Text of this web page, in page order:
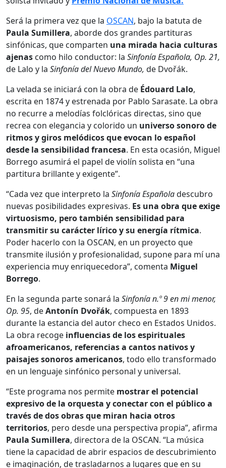
Será la primera vez que la OSCAN, bajo la batuta de
Paula Sumillera, aborde dos grandes partituras
sinfónicas, que comparten una mirada hacia culturas
ajenas como hilo conductor: la Sinfonía Española, Op. 21,
de Lalo y la Sinfonía del Nuevo Mundo, de Dvořák.
La velada se iniciará con la obra de Édouard Lalo,
escrita en 1874 y estrenada por Pablo Sarasate. La obra
no recurre a melodías folclóricas directas, sino que
recrea con elegancia y colorido un universo sonoro de
ritmos y giros melódicos que evocan lo español
desde la sensibilidad francesa. En esta ocasión, Miguel
Borrego asumirá el papel de violín solista en “una
partitura brillante y exigente”.
“Cada vez que interpreto la Sinfonía Españoladescubro
nuevas posibilidades expresivas. Es una obra que exige
virtuosismo, pero también sensibilidad para
transmitir su carácter lírico y su energía rítmica.
Poder hacerlo con la OSCAN, en un proyecto que
transmite ilusión y profesionalidad, supone para mí una
experiencia muy enriquecedora”, comenta Miguel
Borrego.
En la segunda parte sonará la Sinfonía n.º 9 en mi menor,
Op. 95, deAntonín Dvořák, compuesta en 1893
durante la estancia del autor checo en Estados Unidos.
La obra recoge influencias de los espirituales
afroamericanos, referencias a cantos nativos y
paisajes sonoros americanos, todo ello transformado
en un lenguaje sinfónico personal y universal.
“Este programa nos permite mostrar el potencial
expresivo de la orquesta y conectar con el público a
través de dos obras que miran hacia otros
territorios, pero desde una perspectiva propia”, afirma
Paula Sumillera, directora de la OSCAN. “La música
tiene la capacidad de abrir espacios de descubrimiento
e imaginación, de trasladarnos a lugares que en su